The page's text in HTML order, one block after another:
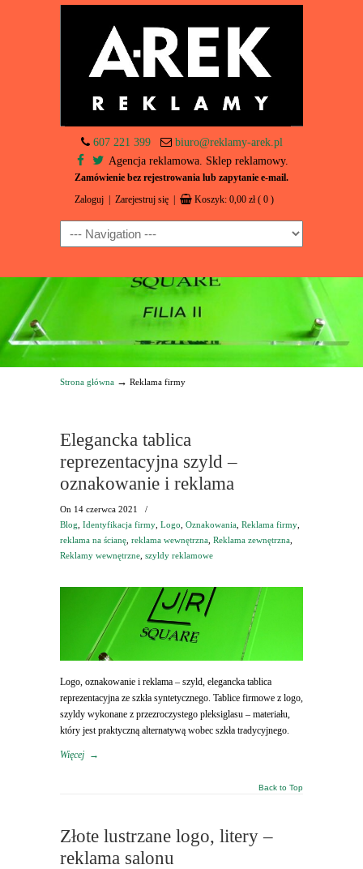
607 221 399
biuro@reklamy-arek.pl
Agencja reklamowa. Sklep reklamowy.
Zamówienie bez rejestrowania lub zapytanie e-mail.
Zaloguj Zarejestruj się Koszyk: 0,00 zł ( 0 )
Navigation
Strona główna → Reklama firmy
Elegancka tablica
reprezentacyjna szyld –
oznakowanie i reklama
On 14 czerwca 2021
/
Blog Identyfikacja firmy Logo Oznakowania Reklama firmy
reklama na ścianę reklama wewnętrzna Reklama zewnętrzna
Reklamy wewnętrzne szyldy reklamowe
Logo, oznakowanie i reklama – szyld, elegancka tablica
reprezentacyjna ze szkła syntetycznego. Tablice firmowe z logo,
szyldy wykonane z przezroczystego pleksiglasu – materiału,
który jest praktyczną alternatywą wobec szkła tradycyjnego.
Więcej →
Back to Top
Złote lustrzane logo, litery –
reklama salonu